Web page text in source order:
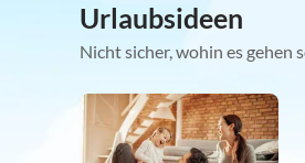
Urlaubsideen
Nicht sicher, wohin es gehen